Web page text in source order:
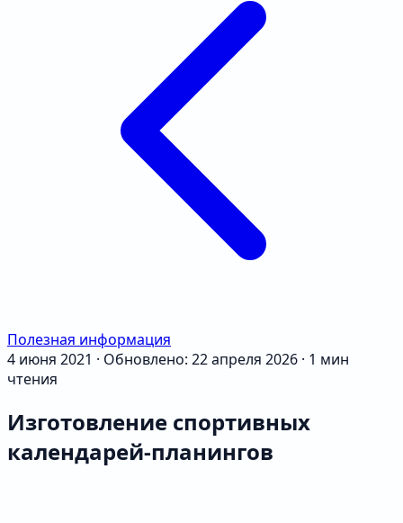
Полезная информация
4 июня 2021 · Обновлено: 22 апреля 2026 · 1 мин
чтения
Изготовление спортивных
календарей-планингов